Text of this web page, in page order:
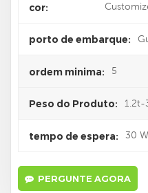
cor:
porto de embarque:
ordem minima: 5
Peso do Produto: 1.2t-
tempo de espera: 30
PERGUNTE AGORA